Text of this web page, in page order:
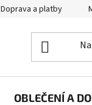
Doprava a platby
OBLEČENÍ A